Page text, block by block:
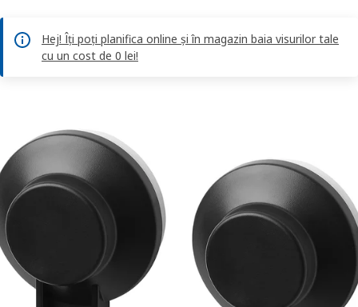
Hej! Îți poți planifica online și în magazin baia visurilor tale
cu un cost de 0 lei!